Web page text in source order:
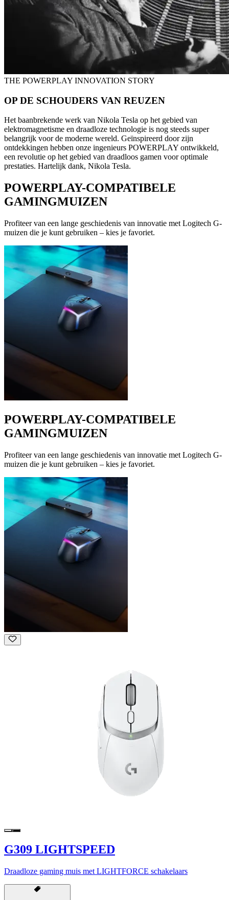
THE POWERPLAY INNOVATION STORY
OP DE SCHOUDERS VAN REUZEN
Het baanbrekende werk van Nikola Tesla op het gebied van
elektromagnetisme en draadloze technologie is nog steeds super
belangrijk voor de moderne wereld. Geïnspireerd door zijn
ontdekkingen hebben onze ingenieurs POWERPLAY ontwikkeld,
een revolutie op het gebied van draadloos gamen voor optimale
prestaties. Hartelijk dank, Nikola Tesla.
POWERPLAY-COMPATIBELE
GAMINGMUIZEN
Profiteer van een lange geschiedenis van innovatie met Logitech G-
muizen die je kunt gebruiken – kies je favoriet.
POWERPLAY-COMPATIBELE
GAMINGMUIZEN
Profiteer van een lange geschiedenis van innovatie met Logitech G-
muizen die je kunt gebruiken – kies je favoriet.
G309 LIGHTSPEED
Draadloze gaming muis met LIGHTFORCE schakelaars